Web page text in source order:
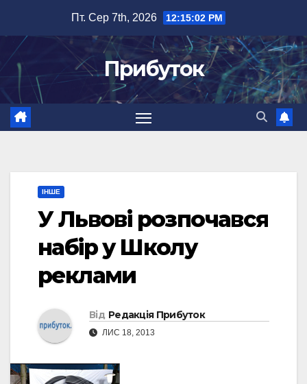
вмісту
Пт. Сер 7th, 2026 12:15:03 PM
Прибуток
ІНШЕ
У Львові розпочався
набір у Школу
реклами
Від Редакція Прибуток
ЛИС 18, 2013